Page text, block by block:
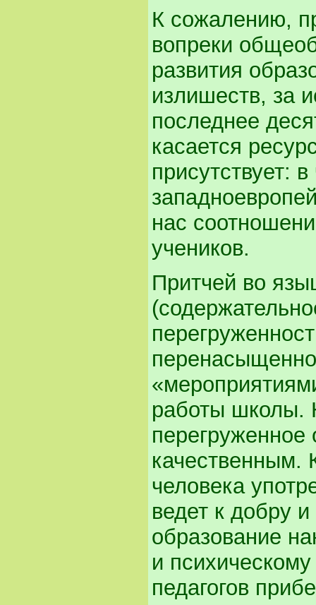
К сожалению,
вопреки
развития
излишеств, за
последнее
касается
присутствует:
нас
учеников.
Притчей во
работы школы.
качественным.
человека
ведет к добру
образование
и
педагогов